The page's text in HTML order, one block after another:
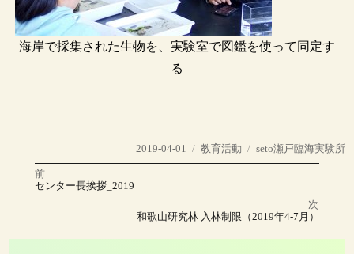
海岸で採集された生物を、実験室で図鑑を使って同定す
る
投
稿
2019-04-01
カ
テ
リ
ー
教育活動
タ
グ
seto瀬戸臨海実験所
投
ナ
前
前
の
センター長挨拶_2019
次
の
和歌山研究林 入林制限（2019年4-7月）